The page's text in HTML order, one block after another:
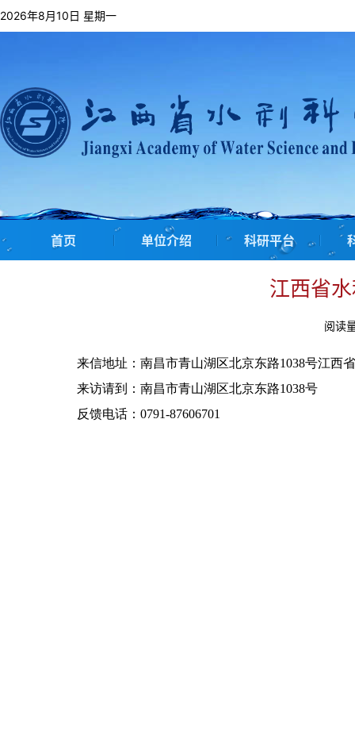
2026年8月10日 星期一
首页 单位介绍 科研平台
江西省
阅读
来信地址：南昌市青山湖区北京东路1038号江西
来访请到：南昌市青山湖区北京东路1038号
反馈电话：0791-87606701